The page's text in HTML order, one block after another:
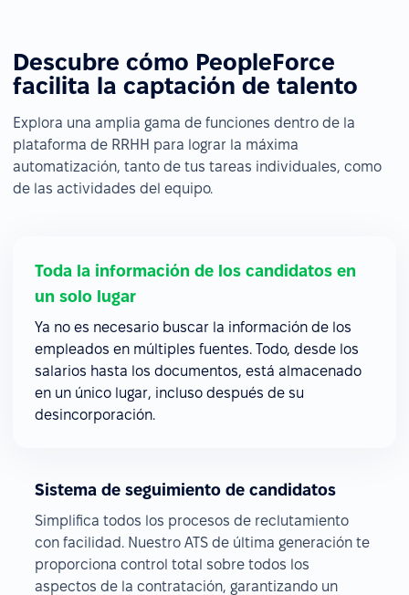
Descubre cómo PeopleForce
facilita la captación de talento
Explora una amplia gama de funciones dentro de la
plataforma de RRHH para lograr la máxima
automatización, tanto de tus tareas individuales, como
de las actividades del equipo.
Toda la información de los candidatos en
un solo lugar
Ya no es necesario buscar la información de los
empleados en múltiples fuentes. Todo, desde los
salarios hasta los documentos, está almacenado
en un único lugar, incluso después de su
desincorporación.
Sistema de seguimiento de candidatos
Simplifica todos los procesos de reclutamiento
con facilidad. Nuestro ATS de última generación te
proporciona control total sobre todos los
aspectos de la contratación, garantizando un